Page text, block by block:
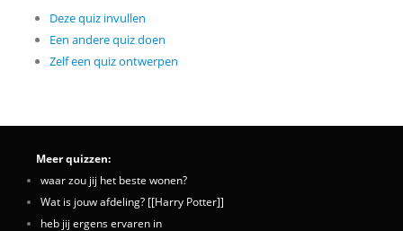
Deze quiz invullen
Een andere quiz doen
Zelf een quiz ontwerpen
Meer quizzen:
waar zou jij het beste wonen?
Wat is jouw afdeling? [[Harry Potter]]
heb jij ergens ervaren in